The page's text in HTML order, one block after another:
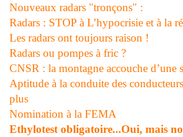
Nouveaux radars "tronçons" :
Radars : STOP à L’hypocrisie et à la
Les radars ont toujours raison !
Radars ou pompes à fric ?
CNSR : la montagne accouche d’une
Aptitude à la conduite des
plus
Nomination à la FEMA
Ethylotest obligatoire...Oui, mais